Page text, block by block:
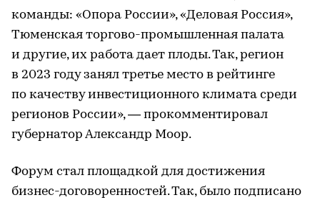
команды: «Опора России», «Деловая Россия»,
Тюменская торгово-промышленная палата
и другие, их работа дает плоды. Так, регион
в 2023 году занял третье место в рейтинге
по качеству инвестиционного климата среди
регионов России», — прокомментировал
губернатор Александр Моор.
Форум стал площадкой для достижения
бизнес-договоренностей. Так, было подписано